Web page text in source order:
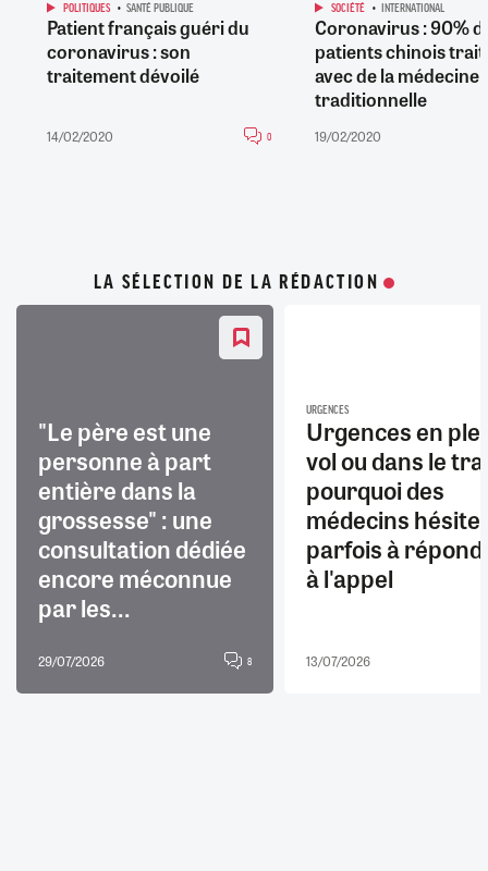
POLITIQUES SANTÉ PUBLIQUE
Patient français guéri du
coronavirus : son
traitement dévoilé
14/02/2020 0
SOCIÉTÉ INTERNATIONAL
Coronavirus : 90%
patients chinois
avec de la médecine
traditionnelle
19/02/2020
LA SÉLECTION DE LA RÉDACTION
"Le père est une
personne à part
entière dans la
grossesse" : une
consultation dédiée
encore méconnue
par les...
29/07/2026 8
URGENCES
Urgences en
vol ou dans le
pourquoi des
médecins
parfois à
à l'appel
13/07/2026